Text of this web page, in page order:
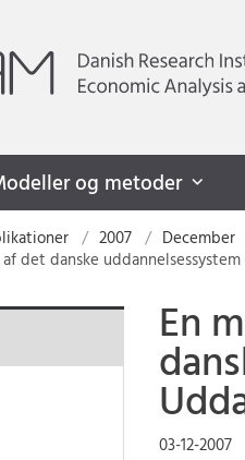
og metoder
2007
December
det danske
En
03-12-2007